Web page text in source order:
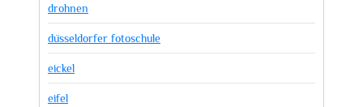
drohnen
düsseldorfer fotoschule
eickel
eifel